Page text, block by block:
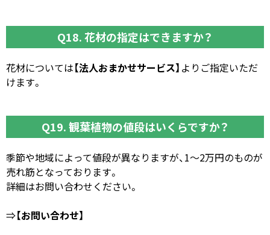
Q18. 花材の指定はできますか？
花材については【法人おまかせサービス】 よりご指定いただ
けます。
Q19. 観葉植物の値段はいくらですか？
季節や地域によって値段が異なりますが、1～2万円のものが
売れ筋となっております。
詳細はお問い合わせください。
⇒【お問い合わせ】